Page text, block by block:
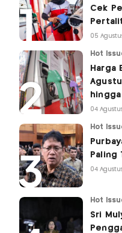
Cek
05
Hot
Harga
04
Hot
Paling
04
Hot
Sri